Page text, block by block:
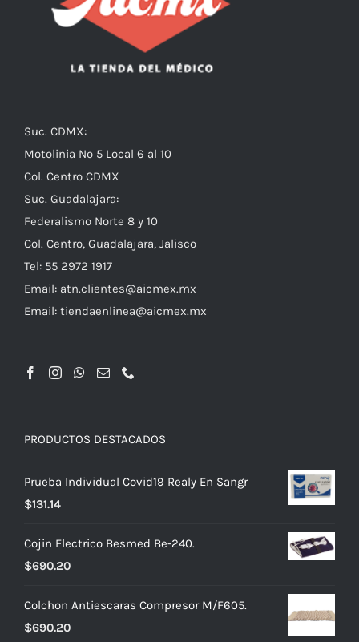
Suc. CDMX:
Motolinia No 5 Local 6 al 10
Col. Centro CDMX
Suc. Guadalajara:
Federalismo Norte 8 y 10
Col. Centro, Guadalajara, Jalisco
Tel: 55 2972 1917
Email: atn.clientes@aicmex.mx
Email: tiendaenlinea@aicmex.mx
PRODUCTOS DESTACADOS
Prueba Individual Covid19 Realy En Sangr
$131.14
Cojin Electrico Besmed Be-240.
$690.20
Colchon Antiescaras Compresor M/F605.
$690.20